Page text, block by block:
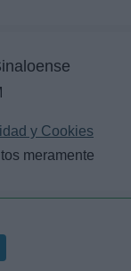
y Cookies
meramente